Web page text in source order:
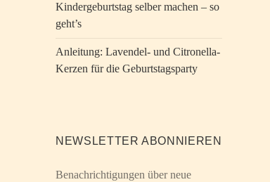
Kindergeburtstag selber machen – so
geht’s
Anleitung: Lavendel- und Citronella-
Kerzen für die Geburtstagsparty
NEWSLETTER ABONNIEREN
Benachrichtigungen über neue